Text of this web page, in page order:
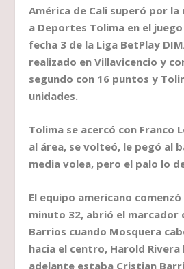
América de Cali superó por
a Deportes Tolima en el
fecha 3 de la Liga BetPlay
realizado en Villavicencio y
segundo con 16 puntos y
unidades.
Tolima se acercó con Franco
al área, se volteó, le pegó al
media volea, pero el palo lo
El equipo americano
minuto 32, abrió el marcador
Barrios cuando Mosquera
hacia el centro, Harold
adelante estaba Cristian